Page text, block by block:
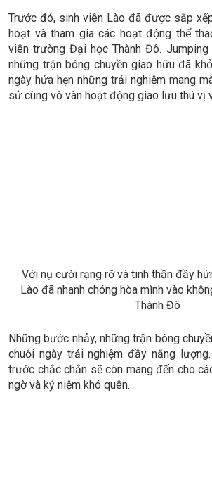
Trước đó, sinh viên Lào đã được sắp
hoạt và tham gia các hoạt động thể
viên trường Đại học Thành Đô.
những trận bóng chuyền giao hữu đã
ngày hứa hẹn những trải nghiệm mang
sử cùng vô vàn hoạt động giao lưu thú vị
Với nụ cười rạng rỡ và tinh thần đầy
Lào đã nhanh chóng hòa mình vào
Thành Đô
Những bước nhảy, những trận bóng
chuỗi ngày trải nghiệm đầy năng
trước chắc chắn sẽ còn mang đến cho
ngờ và kỷ niệm khó quên.